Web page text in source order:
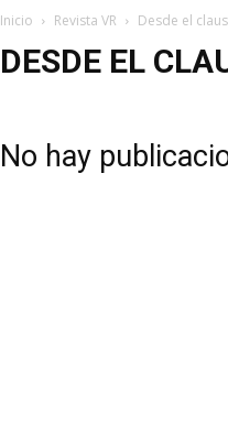
Inicio Revista VR Desde el
DESDE EL
No hay